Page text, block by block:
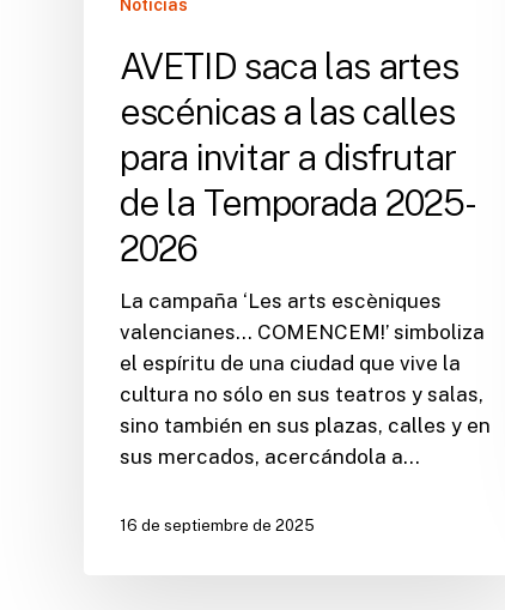
Temporada
2025-
2026
Noticias
AVETID saca las artes
escénicas a las calles
para invitar a disfrutar
de la Temporada 2025-
2026
La campaña ‘Les arts escèniques
valencianes… COMENCEM!’ simboliza
el espíritu de una ciudad que vive la
cultura no sólo en sus teatros y salas,
sino también en sus plazas, calles y en
sus mercados, acercándola a…
16 de septiembre de 2025